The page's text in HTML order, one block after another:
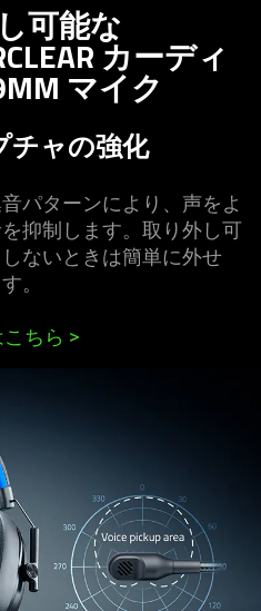
可能な
カーディ
マイク
チャの強化
パターンにより、声をよ
抑制します。取り外し可
ないときは簡単に外せ
。
ちら >